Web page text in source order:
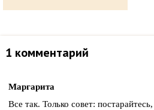
1 комментарий
Маргарита
Все так. Только совет: